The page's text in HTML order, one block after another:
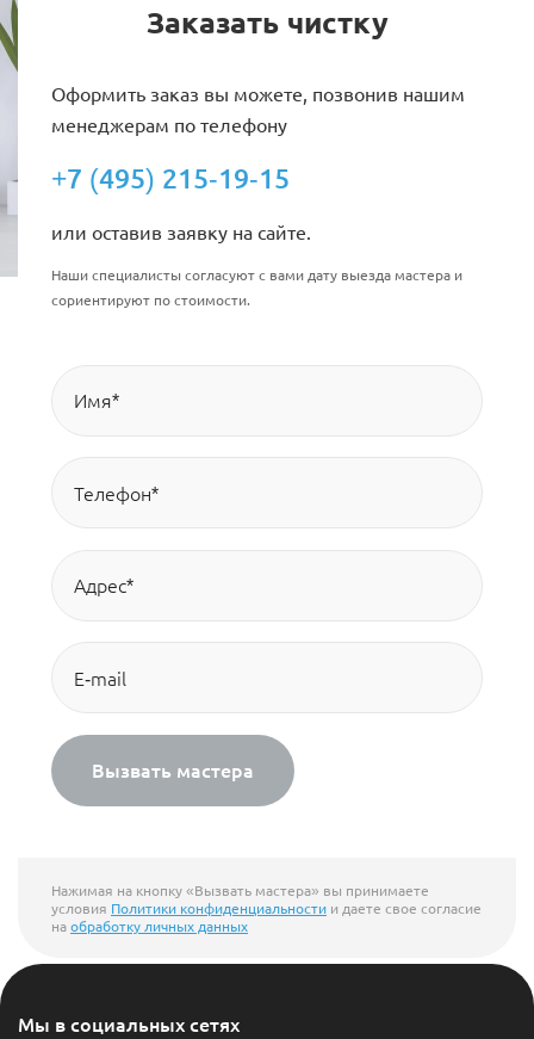
Заказать чистку
Оформить заказ вы можете, позвонив нашим
менеджерам по телефону
+7 (495) 215-19-15
или оставив заявку на сайте.
Наши специалисты согласуют с вами дату выезда мастера и
сориентируют по стоимости.
Вызвать мастера
Нажимая на кнопку «Вызвать мастера» вы принимаете
условия Политики конфиденциальности и даете свое согласие
наобработку личных данных
Мы в социальных сетях